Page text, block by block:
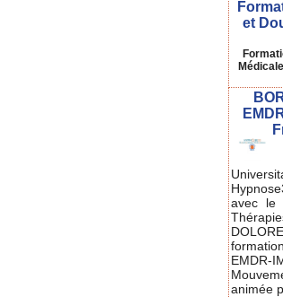
et
avec le
animée